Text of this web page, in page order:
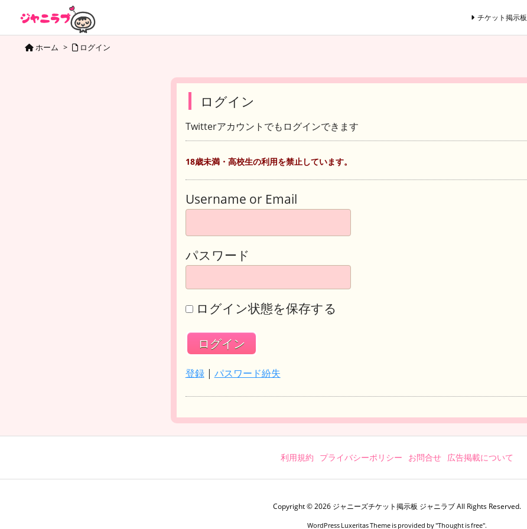
チケット掲示板
ホーム > ログイン
ログイン
Twitterアカウントでもログインできます
18歳未満・高校生の利用を禁止しています。
Username or Email
パスワード
ログイン状態を保存する
登録| パスワード紛失
利用規約 プライバシーポリシー お問合せ 広告掲載について
Copyright ©2026 ジャニーズチケット掲示板 ジャニラブAll Rights Reserved.
WordPress Luxeritas Theme is provided by "Thought is free".